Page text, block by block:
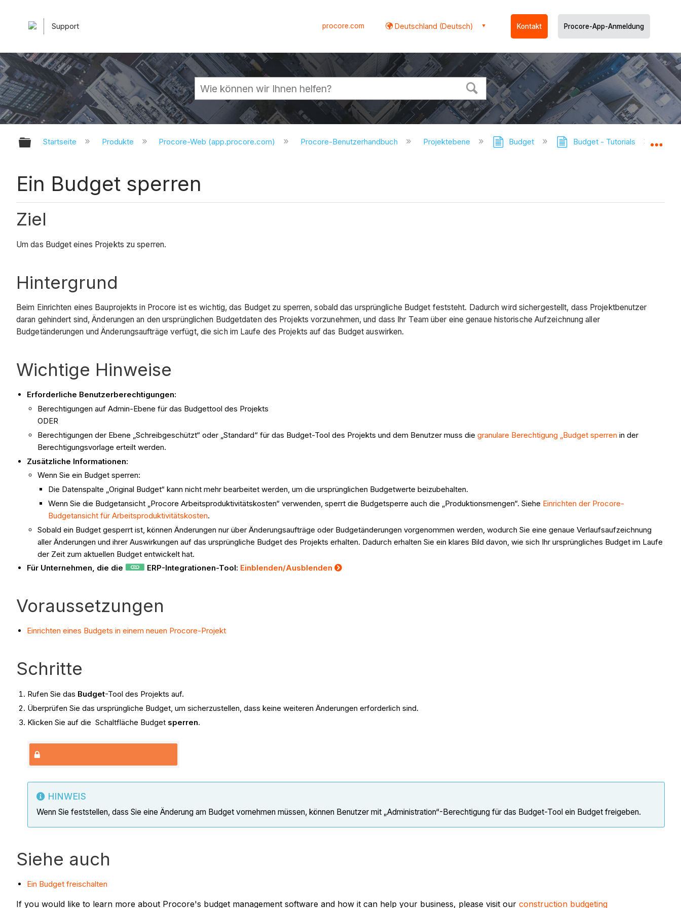
Support procore.com Deutschland (Deutsch) Kontakt Procore-App-Anmeldung
Globale Hierarchie auf- und zuklappen
Startseite Produkte Procore-Web (app.procore.com) Procore-Benutzerhandbuch Projektebene Budget Budget - Tutorials Ein
Ein Budget sperren
Ziel
Um das Budget eines Projekts zu sperren.
Hintergrund
Beim Einrichten eines Bauprojekts in Procore ist es wichtig, das Budget zu sperren, sobald das ursprüngliche Budget feststeht. Dadurch wird sichergestellt, dass Projektbenutzer
daran gehindert sind, Änderungen an den ursprünglichen Budgetdaten des Projekts vorzunehmen, und dass Ihr Team über eine genaue historische Aufzeichnung aller
Budgetänderungen und Änderungsaufträge verfügt, die sich im Laufe des Projekts auf das Budget auswirken.
Wichtige Hinweise
Erforderliche Benutzerberechtigungen:
Berechtigungen auf Admin-Ebene für das Budgettool des Projekts
ODER
Berechtigungen der Ebene „Schreibgeschützt“ oder „Standard“ für das Budget-Tool des Projekts und dem Benutzer muss die granulare Berechtigung „Budget sperren in der
Berechtigungsvorlage erteilt werden.
Zusätzliche Informationen:
Wenn Sie ein Budget sperren:
Die Datenspalte „Original Budget“ kann nicht mehr bearbeitet werden, um die ursprünglichen Budgetwerte beizubehalten.
Wenn Sie die Budgetansicht „Procore Arbeitsproduktivitätskosten“ verwenden, sperrt die Budgetsperre auch die „Produktionsmengen“. Siehe Einrichten der Procore-
Budgetansicht für Arbeitsproduktivitätskosten.
Sobald ein Budget gesperrt ist, können Änderungen nur über Änderungsaufträge oder Budgetänderungen vorgenommen werden, wodurch Sie eine genaue Verlaufsaufzeichnung
aller Änderungen und ihrer Auswirkungen auf das ursprüngliche Budget des Projekts erhalten. Dadurch erhalten Sie ein klares Bild davon, wie sich Ihr ursprüngliches Budget im Laufe
der Zeit zum aktuellen Budget entwickelt hat.
Für Unternehmen, die die
ERP-Integrationen-Tool: Einblenden/Ausblenden
Voraussetzungen
Einrichten eines Budgets in einem neuen Procore-Projekt
Schritte
Rufen Sie das Budget-Tool des Projekts auf.
Überprüfen Sie das ursprüngliche Budget, um sicherzustellen, dass keine weiteren Änderungen erforderlich sind.
Klicken Sie auf die Schaltfläche Budget sperren.
HINWEIS
Wenn Sie feststellen, dass Sie eine Änderung am Budget vornehmen müssen, können Benutzer mit „Administration“-Berechtigung für das Budget-Tool ein Budget freigeben.
Siehe auch
Ein Budget freischalten
If you would like to learn more about Procore's budget management software and how it can help your business, please visit our construction budgeting